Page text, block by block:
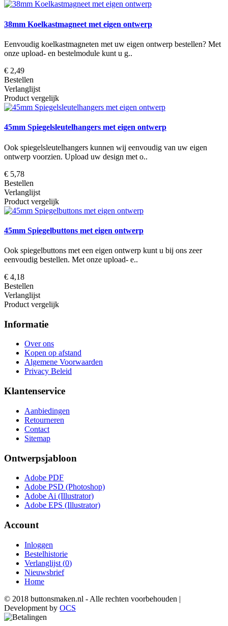
38mm Koelkastmagneet met eigen ontwerp
Eenvoudig koelkastmagneten met uw eigen ontwerp bestellen? Met
onze upload- en bestelmodule kunt u g..
€ 2,49
Bestellen
Verlanglijst
Product vergelijk
45mm Spiegelsleutelhangers met eigen ontwerp
Ook spiegelsleutelhangers kunnen wij eenvoudig van uw eigen
ontwerp voorzien. Upload uw design met o..
€ 5,78
Bestellen
Verlanglijst
Product vergelijk
45mm Spiegelbuttons met eigen ontwerp
Ook spiegelbuttons met een eigen ontwerp kunt u bij ons zeer
eenvoudig bestellen. Met onze upload- e..
€ 4,18
Bestellen
Verlanglijst
Product vergelijk
Informatie
Over ons
Kopen op afstand
Algemene Voorwaarden
Privacy Beleid
Klantenservice
Aanbiedingen
Retourneren
Contact
Sitemap
Ontwerpsjabloon
Adobe PDF
Adobe PSD (Photoshop)
Adobe Ai (Illustrator)
Adobe EPS (Illustrator)
Account
Inloggen
Bestelhistorie
Verlanglijst (0)
Nieuwsbrief
Home
© 2018 buttonsmaken.nl - Alle rechten voorbehouden |
Development by OCS